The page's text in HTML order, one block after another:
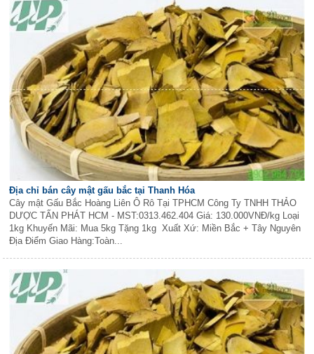
Địa chỉ bán cây mật gấu bắc tại Thanh Hóa
Cây mật Gấu Bắc Hoàng Liên Ô Rô Tại TPHCM Công Ty TNHH THẢO
DƯỢC TẤN PHÁT HCM - MST:0313.462.404 Giá: 130.000VNĐ/kg Loại
1kg Khuyến Mãi: Mua 5kg Tặng 1kg Xuất Xứ: Miền Bắc + Tây Nguyên
Địa Điểm Giao Hàng:Toàn...